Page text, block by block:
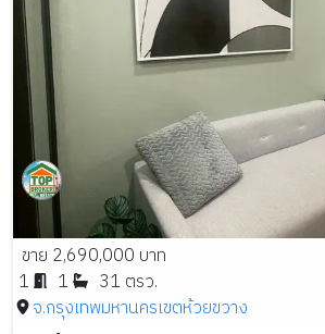
ขาย 2,690,000 บาท
1
1
31 ตรว.
จ.กรุงเทพมหานครเขตห้วยขวาง